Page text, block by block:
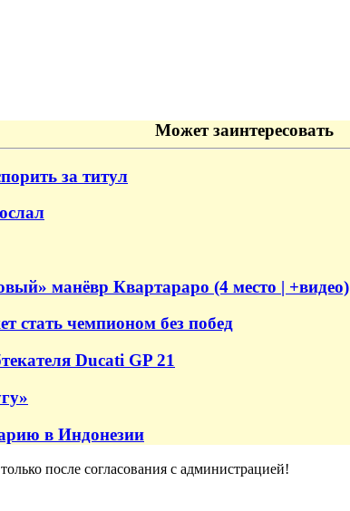
Может заинтересовать
за титул
манёвр Квартараро (4 место | +видео)
стать чемпионом без побед
Ducati GP 21
в Индонезии
после согласования с администрацией!